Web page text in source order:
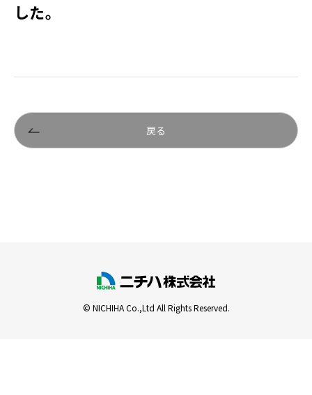
した。
戻る
© NICHIHA Co.,Ltd All Rights Reserved.